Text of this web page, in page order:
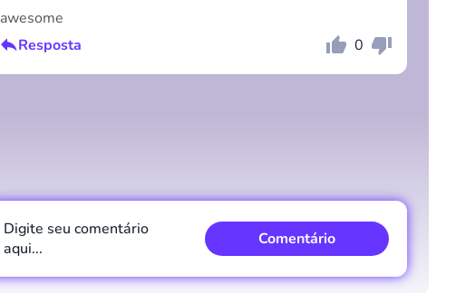
Cancelar Comentário
awesome
Resposta
0
Digite seu comentário
aqui...
Comentário